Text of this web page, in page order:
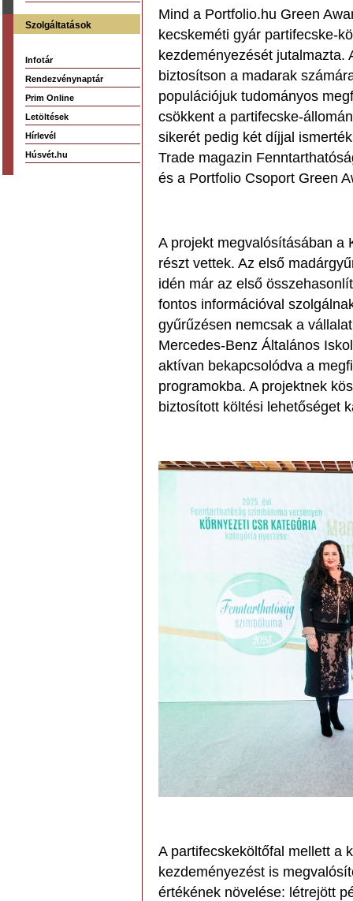
Szolgáltatások
Infotár
Rendezvénynaptár
Prim Online
Letöltések
Hírlevél
Húsvét.hu
Mind a Portfolio.hu Green
kecskeméti gyár partifecske-
kezdeményezését jutalmazta.
biztosítson a madarak
populációjuk tudományos
csökkent a partifecske-
sikerét pedig két díjjal
Trade magazin
és a Portfolio Csoport Green
A projekt megvalósításában a
részt vettek. Az első
idén már az első
fontos információval
gyűrűzésen nemcsak a
Mercedes-Benz Általános
aktívan bekapcsolódva a
programokba. A projektnek
biztosított költési lehetőséget
A partifecskeköltőfal mellett a
kezdeményezést is
értékének növelése: létrejött